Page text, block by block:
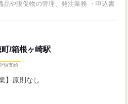
/箱根ヶ崎駅
額支給
】原則なし